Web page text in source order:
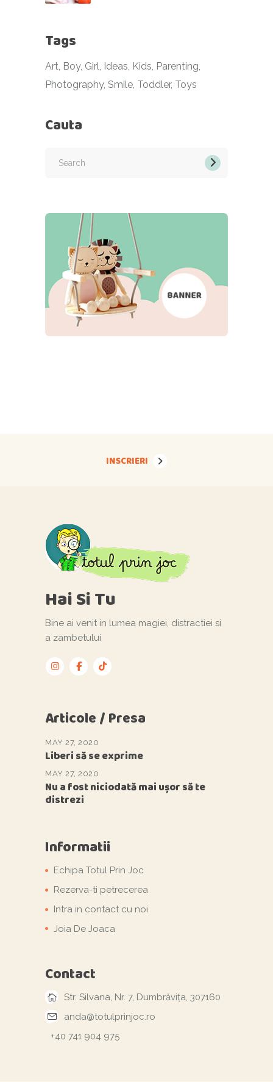
Tags
Art Boy Girl Ideas Kids Parenting
Photography Smile Toddler Toys
Cauta
INSCRIERI
Hai Si Tu
Bine ai venit in lumea magiei, distractiei si
a zambetului
Articole / Presa
MAY 27, 2020
Liberi să se exprime
MAY 27, 2020
Nu a fost niciodată mai ușor să te
distrezi
Informatii
Echipa Totul Prin Joc
Rezerva-ti petrecerea
Intra in contact cu noi
Joia De Joaca
Contact
Str. Silvana, Nr. 7, Dumbrăvița, 307160
anda@totulprinjoc.ro
+40 741 904 975